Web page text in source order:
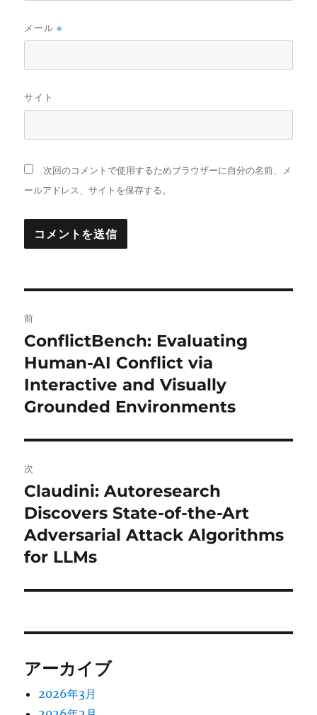
メール※
サイト
次回のコメントで使用するためブラウザーに自分の名前、メ
ールアドレス、サイトを保存する。
稿
ナ
ビ
シ
ョ
ン
前
前
の
投
稿:
ConflictBench: Evaluating
Human-AI Conflict via
Interactive and Visually
Grounded Environments
次
次
の
投
稿:
Claudini: Autoresearch
Discovers State-of-the-Art
Adversarial Attack Algorithms
for LLMs
アーカイブ
2026年3月